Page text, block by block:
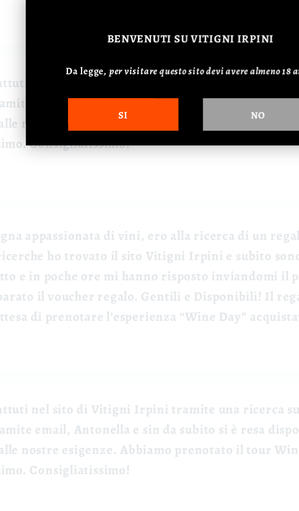
nel sito di Vitigni Irpini tramite una ricerca
email, Antonella, e sin da subito si è resa
nostre esigenze. Abbiamo prenotato il tour
Consigliatissimo!
appassionata di vini, ero alla ricerca di un
ho trovato il sito Vitigni Irpini e subito
e in poche ore mi hanno risposto inviandomi il
il voucher regalo. Gentili e Disponibili! Il
di prenotare l’esperienza “Wine Day”
nel sito di Vitigni Irpini tramite una ricerca
email, Antonella e sin da subito si è resa
nostre esigenze. Abbiamo prenotato il tour
Consigliatissimo!
BENVENUTI SU VITIGNI IRPINI
Da legge,per visitare questo sito devi avere almeno 18
SI NO